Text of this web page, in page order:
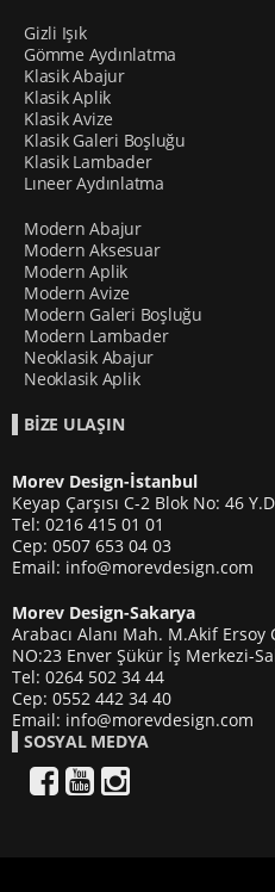
Gizli Işık
Gömme Aydınlatma
Klasik Abajur
Klasik Aplik
Klasik Avize
Klasik Galeri Boşluğu
Klasik Lambader
Lıneer Aydınlatma
Modern Abajur
Modern Aksesuar
Modern Aplik
Modern Avize
Modern Galeri Boşluğu
Modern Lambader
Neoklasik Abajur
Neoklasik Aplik
BİZE ULAŞIN
Morev Design-İstanbul
Keyap Çarşısı C-2 Blok No: 46
Tel: 0216 415 01 01
Cep: 0507 653 04 03
Email: info@morevdesign.com
Morev Design-Sakarya
Arabacı Alanı Mah. M.Akif Ersoy
NO:23 Enver Şükür İş Merkezi-
Tel: 0264 502 34 44
Cep: 0552 442 34 40
Email: info@morevdesign.com
SOSYAL MEDYA